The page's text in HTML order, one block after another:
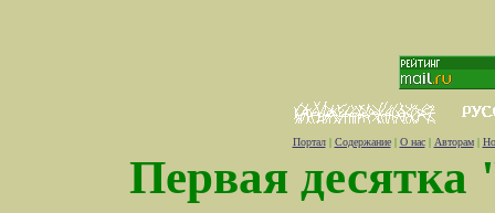
Портал| Содержание| О нас| Авторам|
Первая десятка